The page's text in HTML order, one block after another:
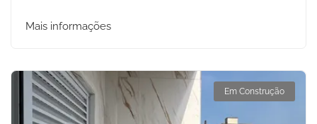
Mais informações
Em Construção